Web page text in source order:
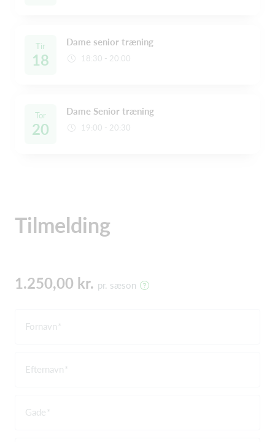
Tir
18
Dame senior træning
18:30 - 20:00
Tor
20
Dame Senior træning
19:00 - 20:30
Tilmelding
1.250,00 kr. pr. sæson
Fornavn
Efternavn
Gade